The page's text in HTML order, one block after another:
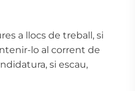
a llocs de treball, si
lo al corrent de
si escau,